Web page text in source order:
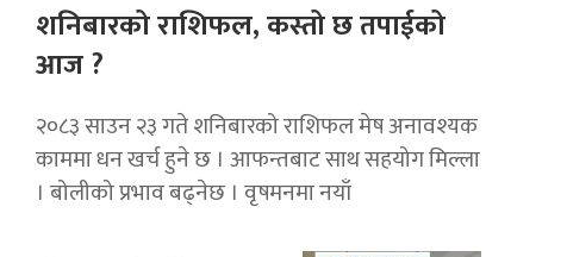
शनिबारको राशिफल, कस्तो छ तपाईको
आज ?
२०८३ साउन २३ गते शनिबारको राशिफल मेष अनावश्यक
काममा धन खर्च हुने छ । आफन्तबाट साथ सहयोग मिल्ला
। बोलीको प्रभाव बढ्नेछ । वृषमनमा नयाँ